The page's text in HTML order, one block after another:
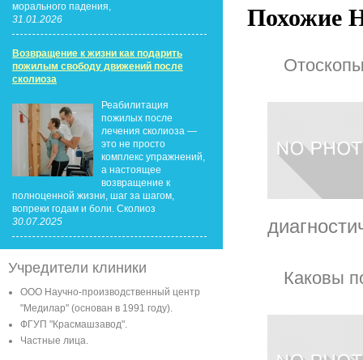
морального падения,
31.01.2026
Возвращение к жизни как подарить
пожилым свободу движений после
сколиоза
Реабилитация
пожилых после
лечения сколиоза —
это не просто
комплекс упражнений,
а настоящее
возвращение к
полноценной жизни, шаг за шагом,
вопреки годам и боли. Сколиоз
30.07.2025
Учредители клиники
ООО Научно-производственный центр
"Медилар" (основан в 1991 году).
ФГУП "Красмашзавод".
Частные лица.
Похожие
Каковы